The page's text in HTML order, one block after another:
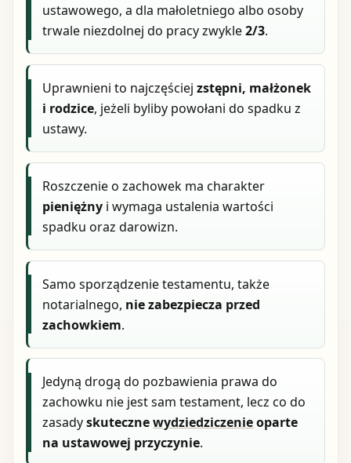
ustawowego, a dla małoletniego albo osoby
trwale niezdolnej do pracy zwykle2/3.
Uprawnieni to najczęściejzstępni, małżonek
i rodzice, jeżeli byliby powołani do spadku z
ustawy.
Roszczenie o zachowek ma charakter
pieniężny i wymaga ustalenia wartości
spadku oraz darowizn.
Samo sporządzenie testamentu, także
notarialnego, nie zabezpiecza przed
zachowkiem.
Jedyną drogą do pozbawienia prawa do
zachowku nie jest sam testament, lecz co do
zasadyskutecznewydziedziczenieoparte
na ustawowej przyczynie.